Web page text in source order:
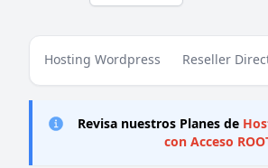
Hosting Wordpress Reseller
Revisa nuestros Planes de
con Acceso